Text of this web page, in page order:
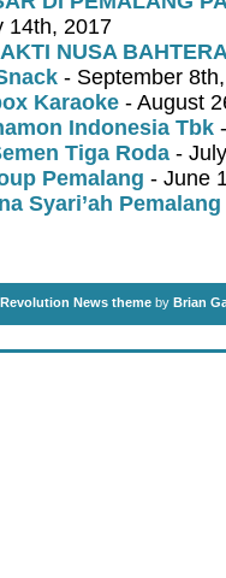
14th, 2017
NUSA
- September
Karaoke - August
Indonesia Tbk
Tiga Roda -
Pemalang - June
Syari’ah Pemalang
Revolution News theme by Brian